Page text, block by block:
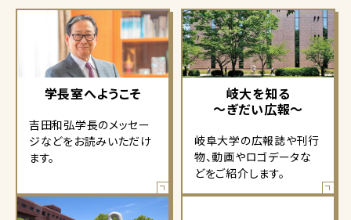
学長室へようこそ
吉田和弘学長のメッセー
ジなどをお読みいただけ
ます。
岐大を知る
～ぎだい広報～
岐阜大学の広報誌や刊行
物、動画やロゴデータな
どをご紹介します。